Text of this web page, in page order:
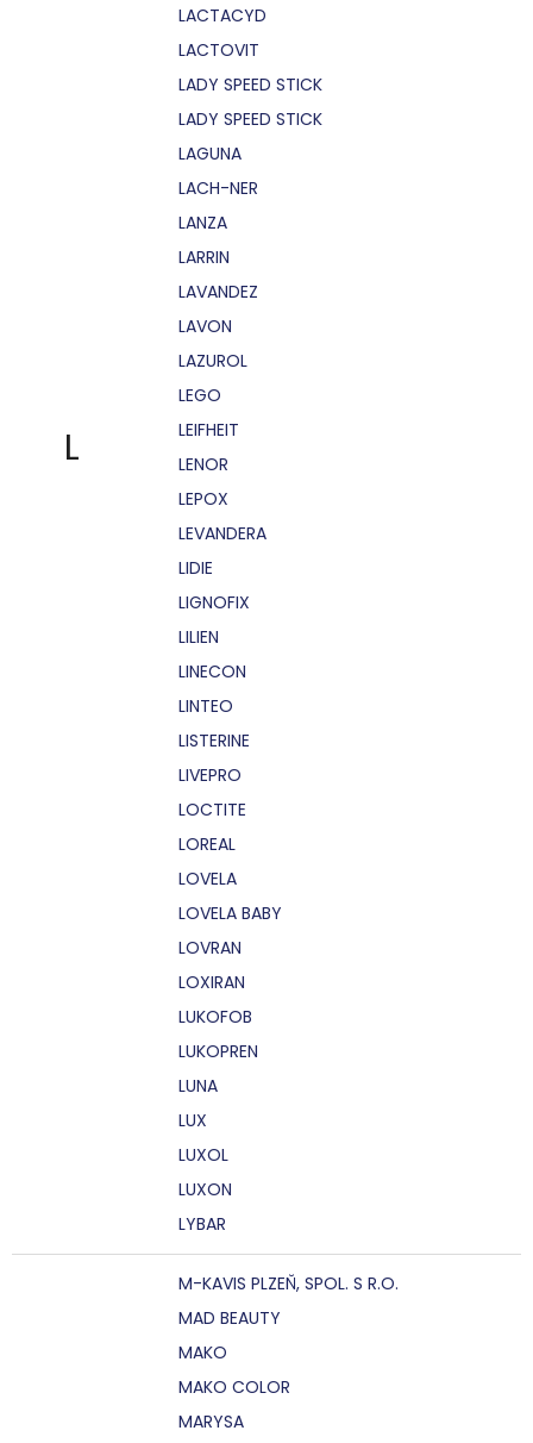
L
LACTACYD
LACTOVIT
LADY SPEED STICK
LADY SPEED STICK
LAGUNA
LACH-NER
LANZA
LARRIN
LAVANDEZ
LAVON
LAZUROL
LEGO
LEIFHEIT
LENOR
LEPOX
LEVANDERA
LIDIE
LIGNOFIX
LILIEN
LINECON
LINTEO
LISTERINE
LIVEPRO
LOCTITE
LOREAL
LOVELA
LOVELA BABY
LOVRAN
LOXIRAN
LUKOFOB
LUKOPREN
LUNA
LUX
LUXOL
LUXON
LYBAR
M-KAVIS PLZEŇ, SPOL. S R.O.
MAD BEAUTY
MAKO
MAKO COLOR
MARYSA